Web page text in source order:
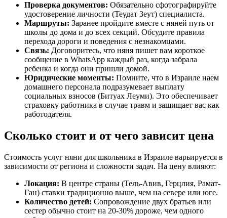
Проверка документов: Обязательно сфотографируйте
удостоверение личности (Теудат Зеут) специалиста.
Маршруты: Заранее пройдите вместе с няней путь от
школы до дома и до всех секций. Обсудите правила
перехода дороги и поведения с незнакомцами.
Связь: Договоритесь, что няня пишет вам короткое
сообщение в WhatsApp каждый раз, когда забрала
ребенка и когда они пришли домой.
Юридические моменты: Помните, что в Израиле наем
домашнего персонала подразумевает выплату
социальных взносов (Битуах Леуми). Это обеспечивает
страховку работника в случае травм и защищает вас как
работодателя.
Сколько стоит и от чего зависит цена
Стоимость услуг няни для школьника в Израиле варьируется в
зависимости от региона и сложности задач. На цену влияют:
Локация: В центре страны (Тель-Авив, Герцлия, Рамат-
Ган) ставки традиционно выше, чем на севере или юге.
Количество детей: Сопровождение двух братьев или
сестер обычно стоит на 20-30% дороже, чем одного